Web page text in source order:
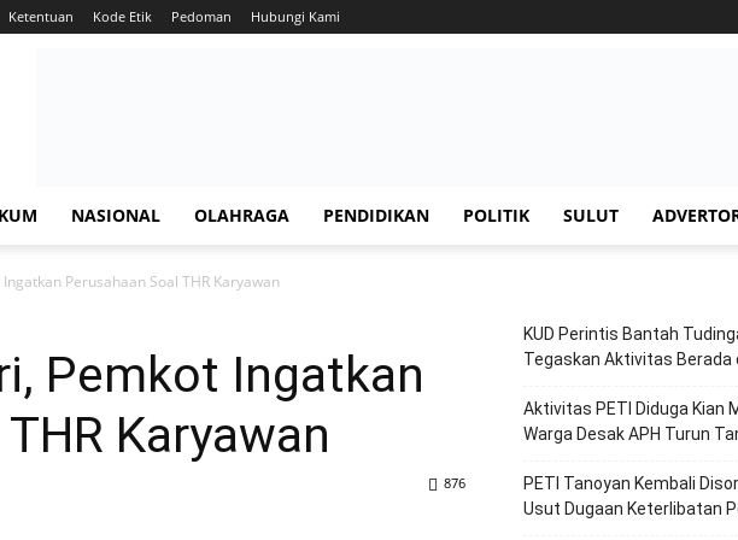
Ketentuan Kode Etik Pedoman Hubungi Kami
NASIONAL OLAHRAGA PENDIDIKAN POLITIK SULUT
Perusahaan Soal THR Karyawan
Pemkot Ingatkan
Karyawan
876
KUD Perintis Bantah
Tegaskan Aktivitas Berada
Aktivitas PETI Diduga Kian
Warga Desak APH Turun
PETI Tanoyan Kembali
Usut Dugaan Keterlibatan